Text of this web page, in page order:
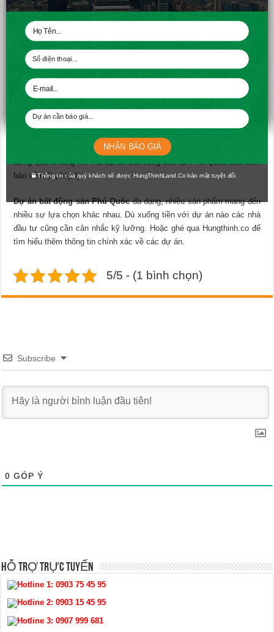
thực sự đắt giá với số tiền bỏ ra, là điều thứ hai cần thực hiện.
Trên thực tế có những dự án bất động sản quá giá trị không tương
xứng với số tiền. Hoặc nhiều người đầu tư theo đám đông, không có
ý định xuống tiền ngay từ đầu, nhưng vì nhà nhà người người mua
nên cũng mua theo. Mặc dù đất Phú Quốc là vàng, dự án bất động
sản nghỉ dưỡng đều là nhưng không phải dự án nào cũng phù hợp.
Hơn hết việc đầu tư theo tâm lý đám đông còn ảnh hưởng đến
nguồn vốn về sau khi mà chúng nằm ngoài dự định. Bên cạnh đó, chỉ
sách mua bán công khai niêm yết và nhiều ưu đãi. Tuy nhiên bạn
đừng quá lo lắng khi mà dự án bất động sản tại Phú Quốc đều đảm
bảo về mặt pháp lý.
Dự án bất động sản Phú Quốcđa dạng, nhiều sản phẩm mang đến
nhiều sự lựa chọn khác nhau. Dù xuống tiền với dự án nào các nhà
đầu tư cũng cần cân nhắc kỹ lưỡng. Hoặc ghé qua Hungthinh.co để
tìm hiểu thêm thông tin chính xác về các dự án.
5/5 - (1 bình chọn)
Subscribe
0 GÓP Ý
HỖ TRỢ TRỰC TUYẾN
Hotline 1:0903 75 45 95
Hotline 2:0903 15 45 95
Hotline 3:0907 999 681
Thông tin của quý khách sẽ được HungThinhLand.Co bảo mật tuyệt đối.
NHẬN BÁO GIÁ